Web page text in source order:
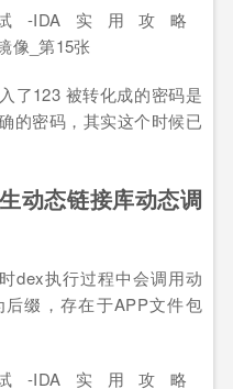
了123 被转化成的密码是
的密码，其实这个时候已
动态链接库动态调
dex执行过程中会调用动
缀，存在于APP文件包